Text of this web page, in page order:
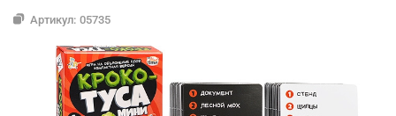
Артикул: 05735